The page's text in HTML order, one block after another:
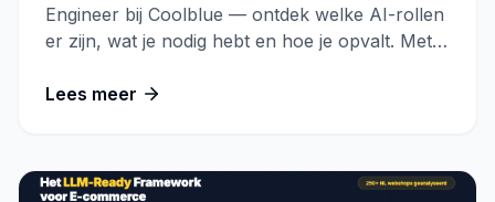
Engineer bij Coolblue — ontdek welke AI-rollen
er zijn, wat je nodig hebt en hoe je opvalt. Met
Lees meer